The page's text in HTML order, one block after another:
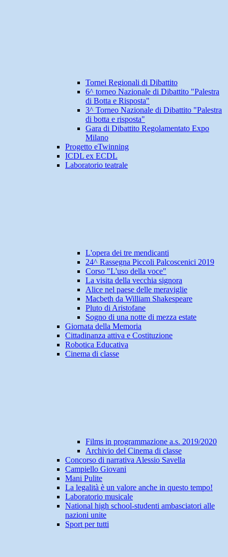
Tornei Regionali di Dibattito
6^ torneo Nazionale di Dibattito "Palestra
di Botta e Risposta"
3^ Torneo Nazionale di Dibattito "Palestra
di botta e risposta"
Gara di Dibattito Regolamentato Expo
Milano
Progetto eTwinning
ICDL ex ECDL
Laboratorio teatrale
L'opera dei tre mendicanti
24^ Rassegna Piccoli Palcoscenici 2019
Corso "L'uso della voce"
La visita della vecchia signora
Alice nel paese delle meraviglie
Macbeth da William Shakespeare
Pluto di Aristofane
Sogno di una notte di mezza estate
Giornata della Memoria
Cittadinanza attiva e Costituzione
Robotica Educativa
Cinema di classe
Films in programmazione a.s. 2019/2020
Archivio del Cinema di classe
Concorso di narrativa Alessio Savella
Campiello Giovani
Mani Pulite
La legalità è un valore anche in questo tempo!
Laboratorio musicale
National high school-studenti ambasciatori alle
nazioni unite
Sport per tutti